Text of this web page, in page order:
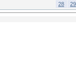
28
29